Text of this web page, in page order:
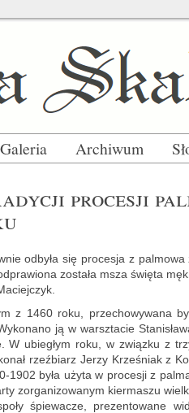
Galeria Archiwum
pro­ce­sji
od­by­ła się pro­ce­sja z
zo­sta­ła msza świę­ta
z 1460 roku, prze­cho­wy­wa­na
ją w warsz­ta­cie
ubie­głym roku, w związ­ku z
rzeź­biarz Jerzy Krze­śniak z
była użyta w pro­ce­sji z
zor­ga­ni­zo­wa­nym kier­ma­szu
śpie­wa­cze, pre­zen­to­wa­ne